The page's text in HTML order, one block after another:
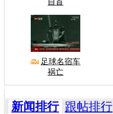
足球名宿车
祸亡
新闻排行 跟帖排行